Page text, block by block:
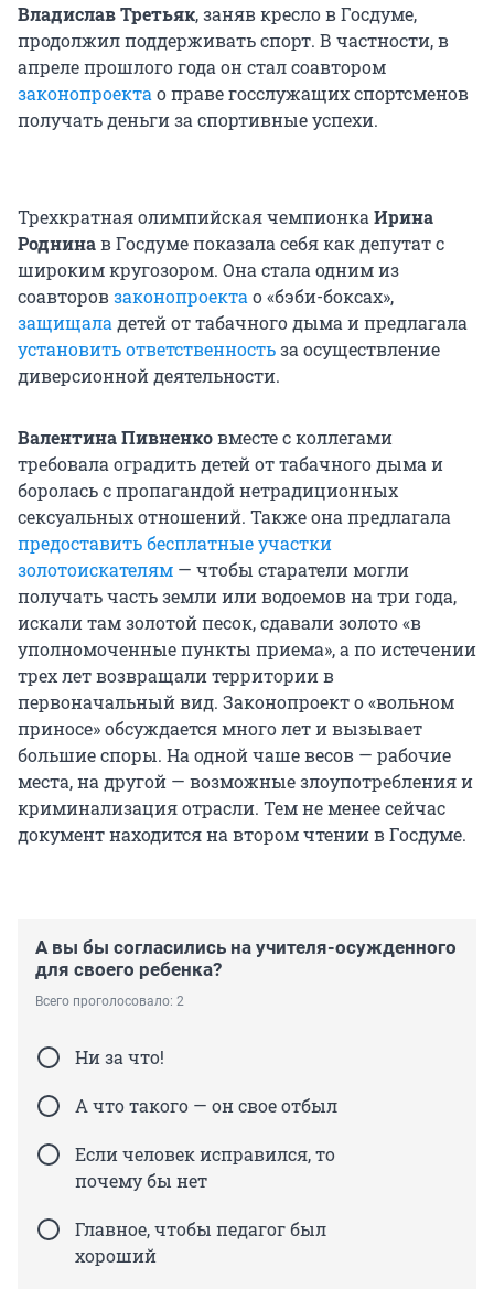
Владислав Третьяк, заняв кресло в Госдуме,
продолжил поддерживать спорт. В частности, в
апреле прошлого года он стал соавтором
законопроекта о праве госслужащих спортсменов
получать деньги за спортивные успехи.
Трехкратная олимпийская чемпионка Ирина
Роднинав Госдуме показала себя как депутат с
широким кругозором. Она стала одним из
соавторовзаконопроекта о «бэби-боксах»,
защищала детей от табачного дыма и предлагала
установить ответственностьза осуществление
диверсионной деятельности.
Валентина Пивненковместе с коллегами
требовала оградить детей от табачного дыма и
боролась с пропагандой нетрадиционных
сексуальных отношений. Также она предлагала
предоставить бесплатные участки
золотоискателям — чтобы старатели могли
получать часть земли или водоемов на три года,
искали там золотой песок, сдавали золото «в
уполномоченные пункты приема», а по истечении
трех лет возвращали территории в
первоначальный вид. Законопроект о «вольном
приносе» обсуждается много лет и вызывает
большие споры. На одной чаше весов — рабочие
места, на другой — возможные злоупотребления и
криминализация отрасли. Тем не менее сейчас
документ находится на втором чтении в Госдуме.
А вы бы согласились на учителя-осужденного
для своего ребенка?
Всего проголосовало: 2
Ни за что!
А что такого — он свое отбыл
Если человек исправился, то
почему бы нет
Главное, чтобы педагог был
хороший